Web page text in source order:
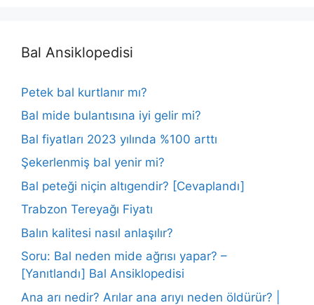
Bal Ansiklopedisi
Petek bal kurtlanır mı?
Bal mide bulantısına iyi gelir mi?
Bal fiyatları 2023 yılında %100 arttı
Şekerlenmiş bal yenir mi?
Bal peteği niçin altıgendir? [Cevaplandı]
Trabzon Tereyağı Fiyatı
Balın kalitesi nasıl anlaşılır?
Soru: Bal neden mide ağrısı yapar? –
[Yanıtlandı] Bal Ansiklopedisi
Ana arı nedir? Arılar ana arıyı neden öldürür? |